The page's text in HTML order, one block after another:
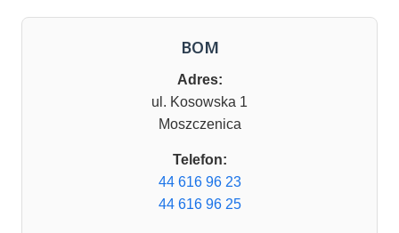
BOM
Adres:
ul. Kosowska 1
Moszczenica
Telefon:
44 616 96 23
44 616 96 25